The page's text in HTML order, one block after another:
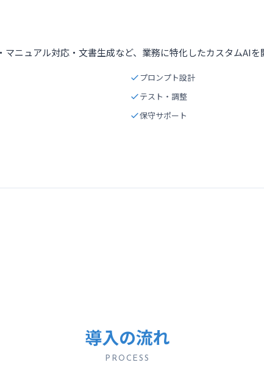
ニュアル対応・文書生成など、業務に特化したカスタムAIを
プロンプト設計
テスト・調整
保守サポート
導入の流れ
PROCESS